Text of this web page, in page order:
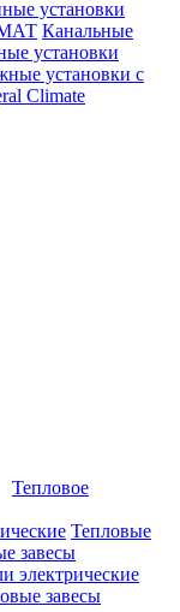
установки
Канальные
установки
установки с
Climate
Тепловое
Тепловые
завесы
электрические
завесы